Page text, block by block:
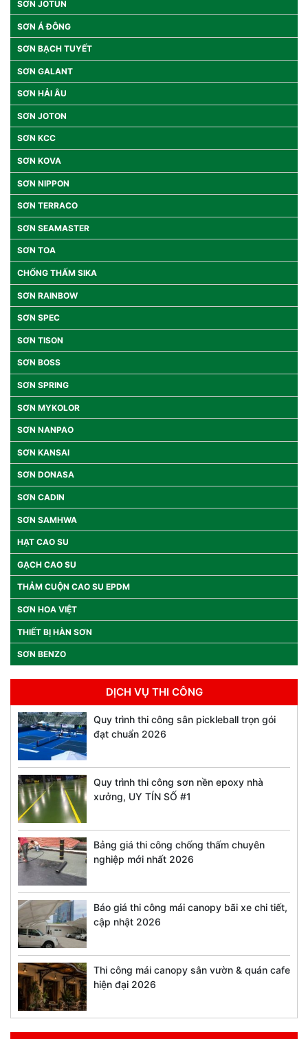
SƠN JOTUN
SƠN Á ĐÔNG
SƠN BẠCH TUYẾT
SƠN GALANT
SƠN HẢI ÂU
SƠN JOTON
SƠN KCC
SƠN KOVA
SƠN NIPPON
SƠN TERRACO
SƠN SEAMASTER
SƠN TOA
CHỐNG THẤM SIKA
SƠN RAINBOW
SƠN SPEC
SƠN TISON
SƠN BOSS
SƠN SPRING
SƠN MYKOLOR
SƠN NANPAO
SƠN KANSAI
SƠN DONASA
SƠN CADIN
SƠN SAMHWA
HẠT CAO SU
GẠCH CAO SU
THẢM CUỘN CAO SU EPDM
SƠN HOA VIỆT
THIẾT BỊ HÀN SƠN
SƠN BENZO
DỊCH VỤ THI CÔNG
Quy trình thi công sân pickleball trọn gói
đạt chuẩn 2026
Quy trình thi công sơn nền epoxy nhà
xưởng, UY TÍN SỐ #1
Bảng giá thi công chống thấm chuyên
nghiệp mới nhất 2026
Báo giá thi công mái canopy bãi xe chi tiết,
cập nhật 2026
Thi công mái canopy sân vườn & quán cafe
hiện đại 2026